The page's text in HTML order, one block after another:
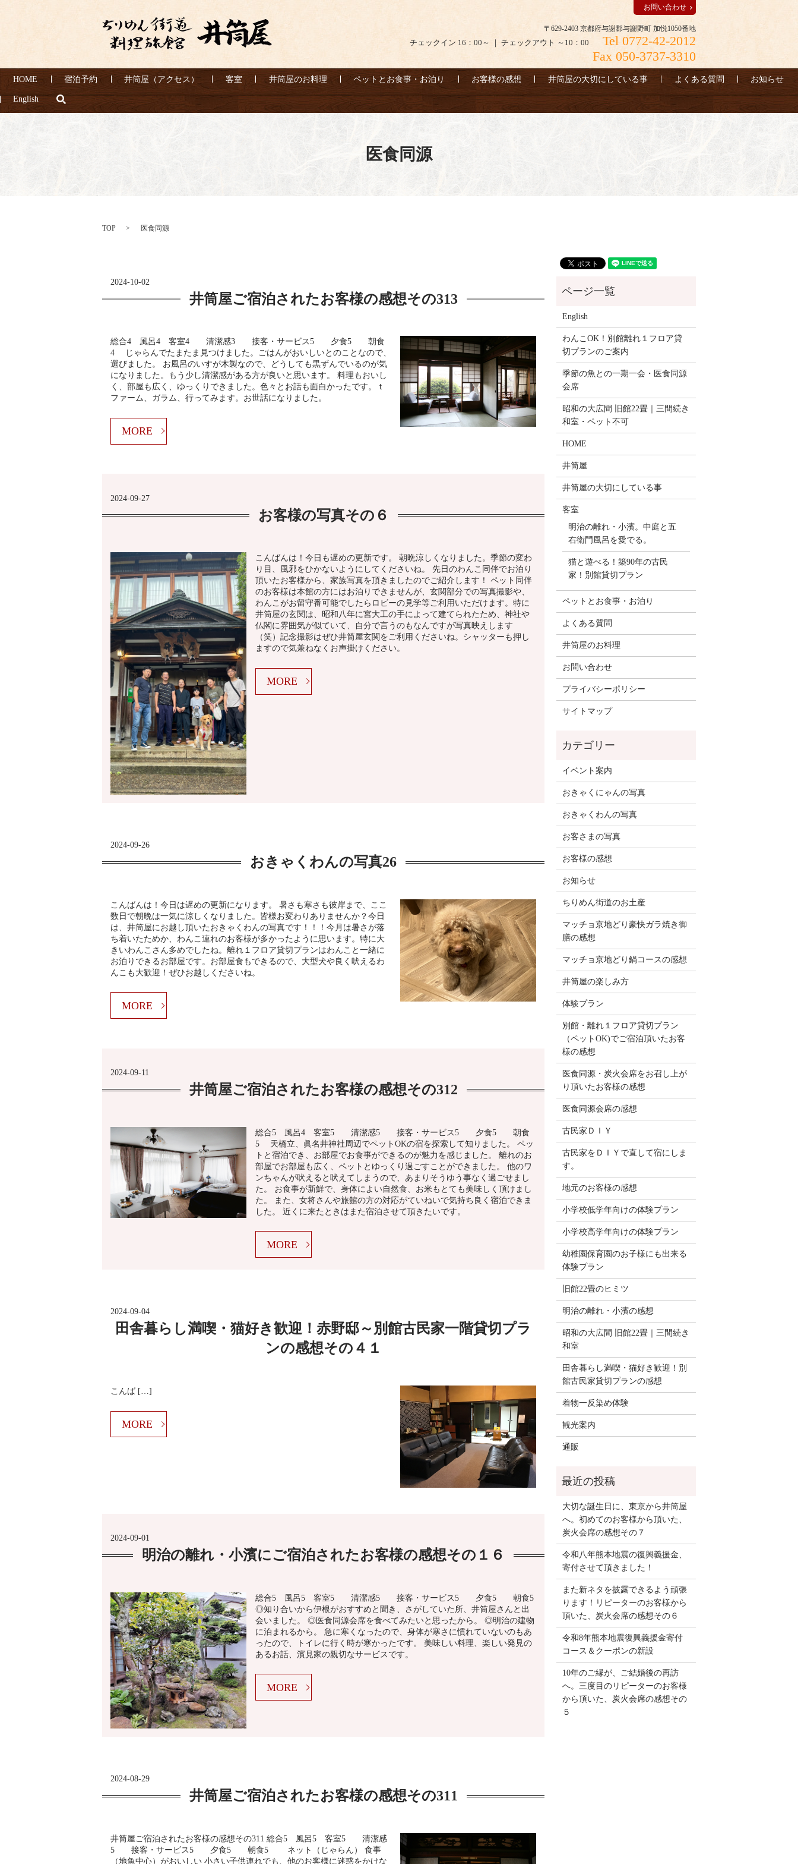
〒629-2403 京都府与謝郡与謝野町 加悦1050番地
チェックイン 16：00～ ｜ チェックアウト ～10：00
Tel 0772-42-2012
Fax 050-3737-3310
お問い合わせ
HOME 宿泊予約 井筒屋（アクセス） 客室 井筒屋のお料理 ペットとお食事・お泊り お客様の感想 井筒屋の大切にしている事 よくある質問 お知らせ
English
医食同源
TOP 医食同源
2024-10-02
井筒屋ご宿泊されたお客様の感想その313
総合4 風呂4 客室4 清潔感3 接客・サービス5 夕食5 朝食
4 じゃらんでたまたま見つけました。ごはんがおいしいとのことなので、
選びました。 お風呂のいすが木製なので、どうしても黒ずんでいるのが気
になりました。もう少し清潔感がある方が良いと思います。 料理もおいし
く、部屋も広く、ゆっくりできました。色々とお話も面白かったです。ｔ
ファーム、ガラム、行ってみます。お世話になりました。
MORE
2024-09-27
お客様の写真その６
こんばんは！今日も遅めの更新です。 朝晩涼しくなりました。季節の変わ
り目、風邪をひかないようにしてくださいね。 先日のわんこ同伴でお泊り
頂いたお客様から、家族写真を頂きましたのでご紹介します！ ペット同伴
のお客様は本館の方にはお泊りできませんが、玄関部分での写真撮影や、
わんこがお留守番可能でしたらロビーの見学等ご利用いただけます。特に
井筒屋の玄関は、昭和八年に宮大工の手によって建てられたため、神社や
仏閣に雰囲気が似ていて、自分で言うのもなんですが写真映えします
（笑）記念撮影はぜひ井筒屋玄関をご利用くださいね。シャッターも押し
ますので気兼ねなくお声掛けください。
MORE
2024-09-26
おきゃくわんの写真26
こんばんは！今日は遅めの更新になります。 暑さも寒さも彼岸まで、ここ
数日で朝晩は一気に涼しくなりました。皆様お変わりありませんか？今日
は、井筒屋にお越し頂いたおきゃくわんの写真です！！！今月は暑さが落
ち着いたためか、わんこ連れのお客様が多かったように思います。特に大
きいわんこさん多めでしたね。離れ１フロア貸切プランはわんこと一緒に
お泊りできるお部屋です。お部屋食もできるので、大型犬や良く吠えるわ
んこも大歓迎！ぜひお越しくださいね。
MORE
2024-09-11
井筒屋ご宿泊されたお客様の感想その312
総合5 風呂4 客室5 清潔感5 接客・サービス5 夕食5 朝食
5 天橋立、眞名井神社周辺でペットOKの宿を探索して知りました。 ペッ
トと宿泊でき、お部屋でお食事ができるのが魅力を感じました。 離れのお
部屋でお部屋も広く、ペットとゆっくり過ごすことができました。 他のワ
ンちゃんが吠えると吠えてしまうので、あまりそうゆう事なく過ごせまし
た。 お食事が新鮮で、身体によい自然食、お米もとても美味しく頂けまし
た。 また、女将さんや旅館の方の対応がていねいで気持ち良く宿泊できま
した。 近くに来たときはまた宿泊させて頂きたいです。
MORE
2024-09-04
田舎暮らし満喫・猫好き歓迎！赤野邸～別館古民家一階貸切プラ
ンの感想その４１
こんば […]
MORE
2024-09-01
明治の離れ・小濱にご宿泊されたお客様の感想その１６
総合5 風呂5 客室5 清潔感5 接客・サービス5 夕食5 朝食5
◎知り合いから伊根がおすすめと聞き、さがしていた所、井筒屋さんと出
会いました。 ◎医食同源会席を食べてみたいと思ったから。 ◎明治の建物
に泊まれるから。 急に寒くなったので、身体が寒さに慣れていないのもあ
ったので、トイレに行く時が寒かったです。 美味しい料理、楽しい発見の
あるお話、濱見家の親切なサービスです。
MORE
2024-08-29
井筒屋ご宿泊されたお客様の感想その311
井筒屋ご宿泊されたお客様の感想その311 総合5 風呂5 客室5 清潔感
5 接客・サービス5 夕食5 朝食5 ネット（じゃらん） 食事
（地魚中心）がおいしい 小さい子供連れでも、他のお客様に迷惑をかけな
English
わんこOK！別館離れ１フロア貸
切プランのご案内
季節の魚との一期一会・医食同源
会席
昭和の大広間 旧館22畳｜三間続き
和室・ペット不可
HOME
井筒屋
井筒屋の大切にしている事
客室
明治の離れ・小濱。中庭と五
右衛門風呂を愛でる。
猫と遊べる！築90年の古民
家！別館貸切プラン
ペットとお食事・お泊り
よくある質問
井筒屋のお料理
お問い合わせ
プライバシーポリシー
サイトマップ
イベント案内
おきゃくにゃんの写真
おきゃくわんの写真
お客さまの写真
お客様の感想
お知らせ
ちりめん街道のお土産
マッチョ京地どり豪快ガラ焼き御
膳の感想
マッチョ京地どり鍋コースの感想
井筒屋の楽しみ方
体験プラン
別館・離れ１フロア貸切プラン
（ペットOK)でご宿泊頂いたお客
様の感想
医食同源・炭火会席をお召し上が
り頂いたお客様の感想
医食同源会席の感想
古民家ＤＩＹ
古民家をＤＩＹで直して宿にしま
す。
地元のお客様の感想
小学校低学年向けの体験プラン
小学校高学年向けの体験プラン
幼稚園保育園のお子様にも出来る
体験プラン
旧館22畳のヒミツ
明治の離れ・小濱の感想
昭和の大広間 旧館22畳｜三間続き
和室
田舎暮らし満喫・猫好き歓迎！別
館古民家貸切プランの感想
着物一反染め体験
観光案内
通販
大切な誕生日に、東京から井筒屋
へ。初めてのお客様から頂いた、
炭火会席の感想その７
令和八年熊本地震の復興義援金、
寄付させて頂きました！
また新ネタを披露できるよう頑張
ります！リピーターのお客様から
頂いた、炭火会席の感想その６
令和8年熊本地震復興義援金寄付
コース＆クーポンの新設
10年のご縁が、ご結婚後の再訪
へ。三度目のリピーターのお客様
から頂いた、炭火会席の感想その
５